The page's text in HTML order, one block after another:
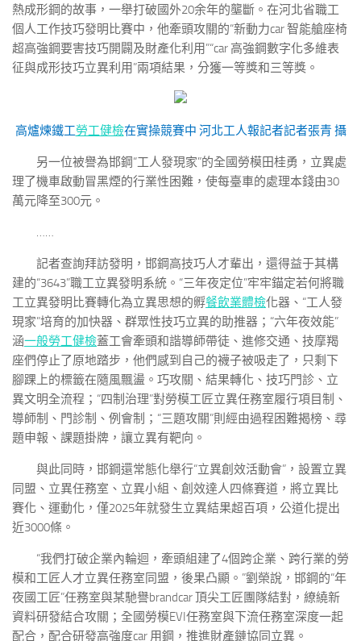
熱成形鋼的故事，一舉打破國外20余年的壟斷。在河北省職工
個人工作技巧發明比賽中，他牽頭攻關的“新動力car 智能艙座椅
超高強鋼要害技巧開闢及財產化利用”“car 高強鋼數字化多維表
征與成形技巧立異利用”兩項結果，分獲一等獎和三等獎。
高爐煉鐵工勞工健檢在實操競賽中 河北工人報記者記者張青 攝
另一位被譽為邯鋼“工人發現家”的全國勞模田桂勇，立異處
理了機車啟動冒黑煙的行業性困難，使每臺車的處理本錢由30
萬元降至300元。
……
記者查詢拜訪發明，邯鋼高技巧人才輩出，還得益于其構
建的“3643”職工立異發明系統。“三年夜定位”牢牢錨定若何將職
工立異發明比賽轉化為立異思想的孵餐飲業體檢化器、“工人發
現家”培育的加快器、群眾性技巧立異的助推器；“六年夜效能”
涵一般勞工健檢蓋工會牽頭和諧導師帶徒、進修交通、技摩羯
座們停止了原地踏步，他們感到自己的襪子被吸走了，只剩下
腳踝上的標籤在隨風飄盪。巧攻關、結果轉化、技巧門診、立
異文明全流程；“四制治理”對勞模工匠立異任務室履行項目制、
導師制、門診制、例會制；“三題攻關”則經由過程困難揭榜、尋
題申報、課題掛牌，讓立異有靶向。
與此同時，邯鋼還常態化舉行“立異創效活動會”，設置立異
同盟、立異任務室、立異小組、創效達人四條賽道，將立異比
賽化、運動化，僅2025年就發生立異結果超百項，公道化提出
近3000條。
“我們打破企業內輪迴，牽頭組建了4個跨企業、跨行業的勞
模和工匠人才立異任務室同盟，後果凸顯。”劉榮說，邯鋼的“年
夜國工匠”任務室與某馳譽brandcar 頂尖工匠團隊結對，繚繞新
資料研發結合攻關；全國勞模EVI任務室與下流任務室深度一起
配合，配合研發高強度car 用鋼，推進財產鏈協同立異。